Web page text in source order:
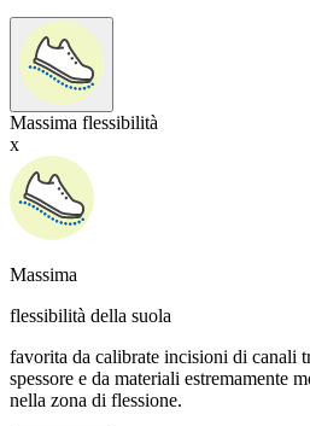
Massima flessibilità
x
Massima
flessibilità della suola
favorita da calibrate incisioni di canali
spessore e da materiali estremamente
nella zona di flessione.